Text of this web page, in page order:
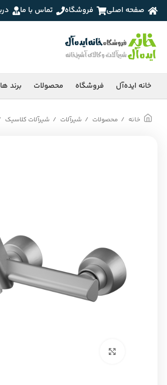
صفحه اصلی فروشگاه تماس با ما
خانه ایده‌آل فروشگاه محصولات برند ها
خانه محصولات شیرآلات شیرآلات کلاسیک